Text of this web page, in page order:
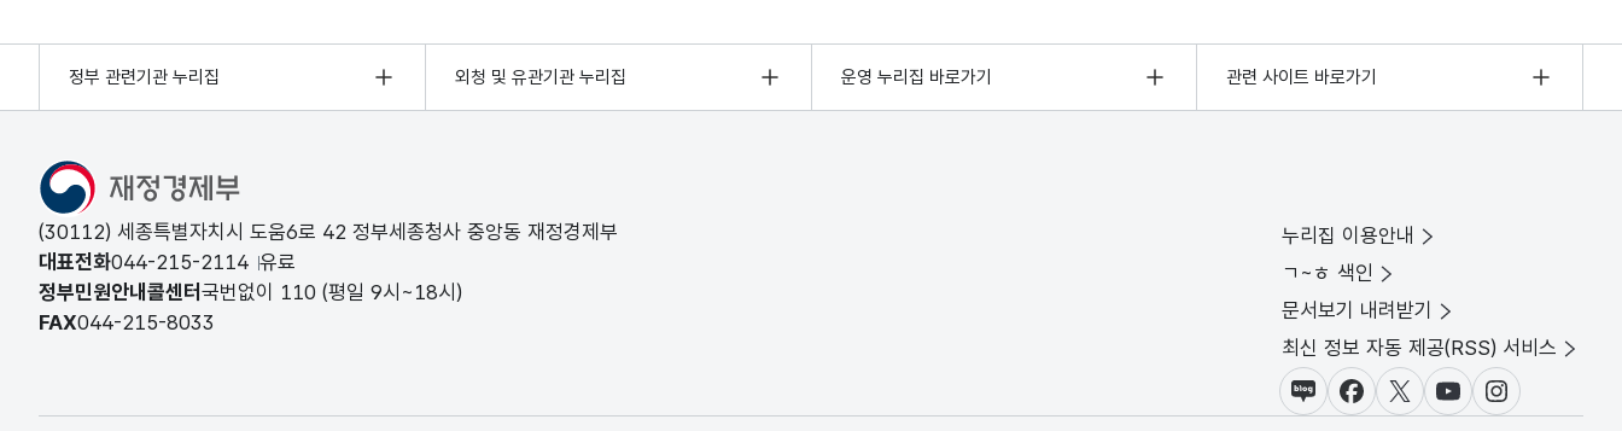
정부 관련기관 누리집 외청 및 유관기관 누리집 운영 누리집 바로가기 관련 사이트 바로가기
(30112) 세종특별자치시 도움6로 42 정부세종청사 중앙동 재정경제부
대표전화044-215-2114 유료
정부민원안내콜센터 국번없이 110 (평일 9시~18시)
FAX044-215-8033
누리집 이용안내
ㄱ~ㅎ 색인
문서보기 내려받기
최신 정보 자동 제공(RSS) 서비스
블로그페이스북X(트위터)
유튜브인스타그램